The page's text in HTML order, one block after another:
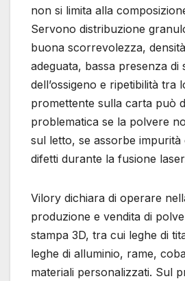
non si limita alla
Servono distribuzione
buona scorrevolezza,
adeguata, bassa presenza di
dell’ossigeno e ripetibilità tra
promettente sulla carta può
problematica se la polvere
sul letto, se assorbe
difetti durante la fusione
Vilory dichiara di operare
produzione e vendita di
stampa 3D, tra cui leghe di
leghe di alluminio, rame,
materiali personalizzati. Sul